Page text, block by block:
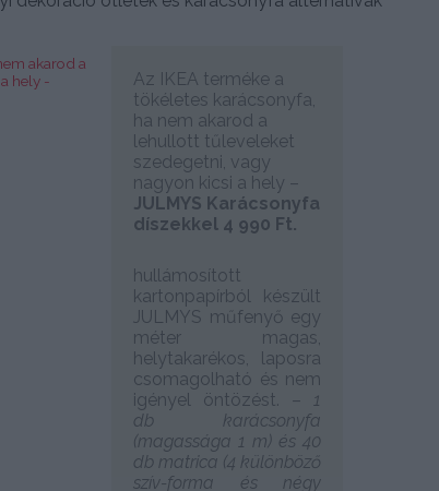
Az IKEA terméke a
tökéletes karácsonyfa,
ha nem akarod a
lehullott tűleveleket
szedegetni, vagy
nagyon kicsi a hely –
JULMYS Karácsonyfa
díszekkel 4 990 Ft.
hullámosított
kartonpapírból készült
JULMYS műfenyő egy
méter magas,
helytakarékos, laposra
csomagolható és nem
igényel öntözést. – 1
db karácsonyfa
(magassága 1 m) és 40
db matrica (4 különböző
szív-forma és négy